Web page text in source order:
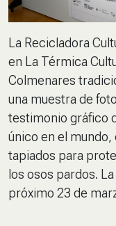
La Recicladora
en La Térmica
Colmenares
una muestra de
testimonio gráfico
único en el
tapiados para
los osos pardos.
próximo 23 de